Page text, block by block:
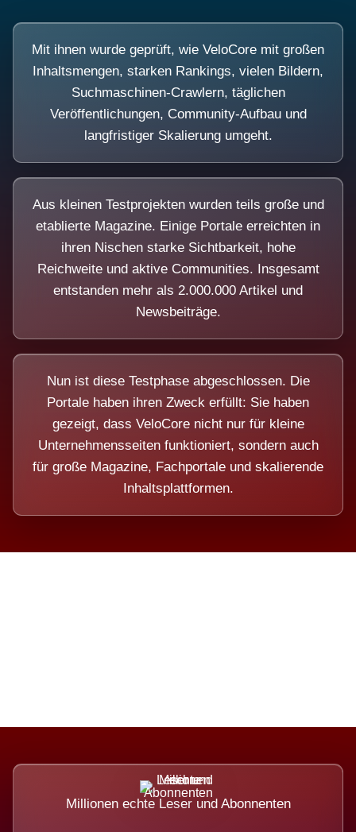
Mit ihnen wurde geprüft, wie VeloCore mit großen
Inhaltsmengen, starken Rankings, vielen Bildern,
Suchmaschinen-Crawlern, täglichen
Veröffentlichungen, Community-Aufbau und
langfristiger Skalierung umgeht.
Aus kleinen Testprojekten wurden teils große und
etablierte Magazine. Einige Portale erreichten in
ihren Nischen starke Sichtbarkeit, hohe
Reichweite und aktive Communities. Insgesamt
entstanden mehr als 2.000.000 Artikel und
Newsbeiträge.
Nun ist diese Testphase abgeschlossen. Die
Portale haben ihren Zweck erfüllt: Sie haben
gezeigt, dass VeloCore nicht nur für kleine
Unternehmensseiten funktioniert, sondern auch
für große Magazine, Fachportale und skalierende
Inhaltsplattformen.
Millionen echte Leser und Abonnenten